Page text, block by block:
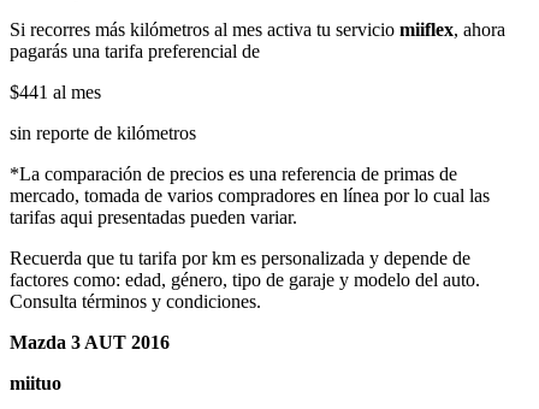
Si recorres más kilómetros al mes activa tu servicio miiflex, ahora
pagarás una tarifa preferencial de
$441 al mes
sin reporte de kilómetros
*La comparación de precios es una referencia de primas de
mercado, tomada de varios compradores en línea por lo cual las
tarifas aqui presentadas pueden variar.
Recuerda que tu tarifa por km es personalizada y depende de
factores como: edad, género, tipo de garaje y modelo del auto.
Consulta términos y condiciones.
Mazda 3 AUT 2016
miituo